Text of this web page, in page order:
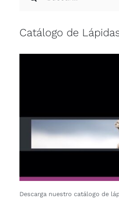
Catálogo de
Descarga nuestro catálogo de